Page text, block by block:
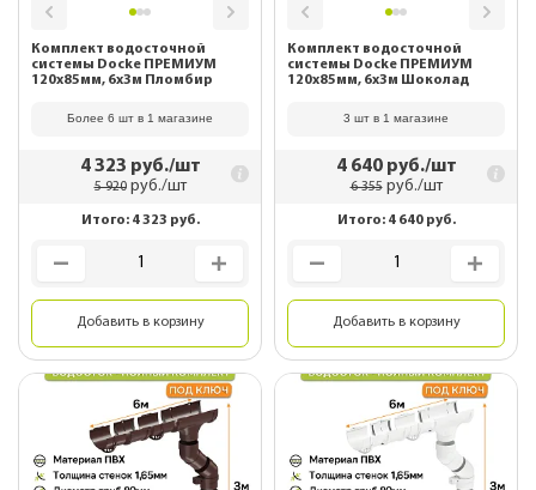
Комплект водосточной
системы Docke ПРЕМИУМ
120х85мм, 6х3м Пломбир
Более 6 шт в 1 магазине
4 323 руб./шт
5 920руб./шт
Итого: 4 323 руб.
Добавить в корзину
Комплект водосточной
системы Docke ПРЕМИУМ
120х85мм, 6х3м Шоколад
3 шт в 1 магазине
4 640руб./шт
6 355руб./шт
Итого: 4 640руб.
Добавить в корзину